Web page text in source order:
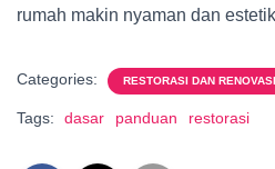
rumah makin nyaman dan
Categories: RESTORASI DAN RENOVASI
Tags: dasar panduan restorasi